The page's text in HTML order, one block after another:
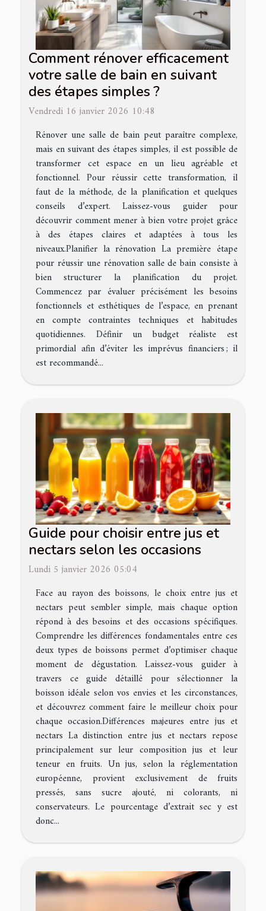
Comment rénover efficacement
votre salle de bain en suivant
des étapes simples ?
Vendredi 16 janvier 2026 10:48
Rénover une salle de bain peut paraître complexe,
mais en suivant des étapes simples, il est possible de
transformer cet espace en un lieu agréable et
fonctionnel. Pour réussir cette transformation, il
faut de la méthode, de la planification et quelques
conseils d’expert. Laissez-vous guider pour
découvrir comment mener à bien votre projet grâce
à des étapes claires et adaptées à tous les
niveaux.Planifier la rénovation La première étape
pour réussir une rénovation salle de bain consiste à
bien structurer la planification du projet.
Commencez par évaluer précisément les besoins
fonctionnels et esthétiques de l’espace, en prenant
en compte contraintes techniques et habitudes
quotidiennes. Définir un budget réaliste est
primordial afin d’éviter les imprévus financiers ; il
est recommandé...
Guide pour choisir entre jus et
nectars selon les occasions
Lundi 5 janvier 2026 05:04
Face au rayon des boissons, le choix entre jus et
nectars peut sembler simple, mais chaque option
répond à des besoins et des occasions spécifiques.
Comprendre les différences fondamentales entre ces
deux types de boissons permet d’optimiser chaque
moment de dégustation. Laissez-vous guider à
travers ce guide détaillé pour sélectionner la
boisson idéale selon vos envies et les circonstances,
et découvrez comment faire le meilleur choix pour
chaque occasion.Différences majeures entre jus et
nectars La distinction entre jus et nectars repose
principalement sur leur composition jus et leur
teneur en fruits. Un jus, selon la réglementation
européenne, provient exclusivement de fruits
pressés, sans sucre ajouté, ni colorants, ni
conservateurs. Le pourcentage d’extrait sec y est
donc...